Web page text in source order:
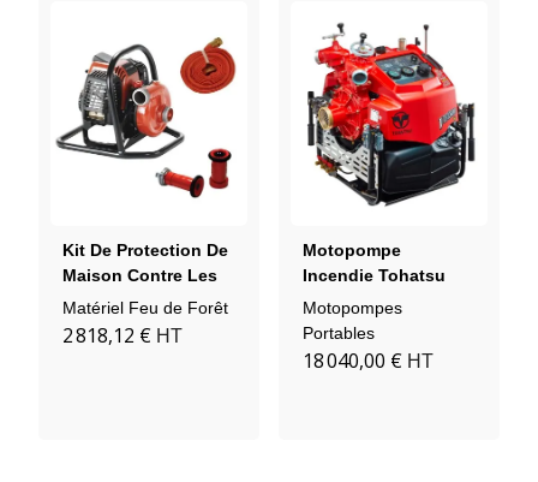
Kit De Protection De
Maison Contre Les
Feux De Forêt
Matériel Feu de Forêt
2 818,12 € HT
Motopompe
Incendie Tohatsu
VE1000 - 13 Bar /
VE1500 - 16 Bar
Motopompes
Portables
18 040,00 € HT